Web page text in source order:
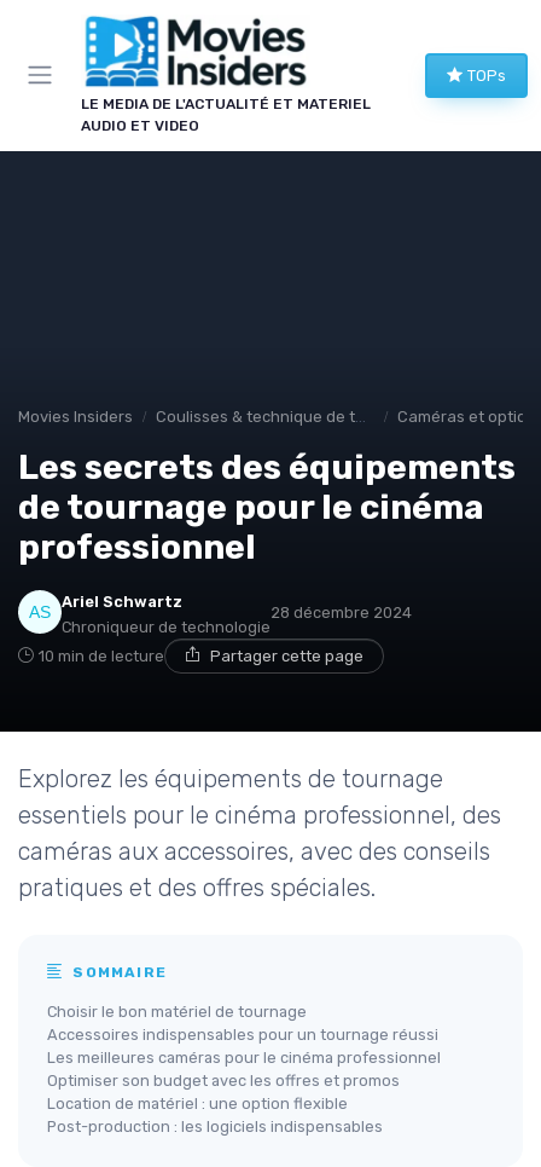
LE MEDIA DE L'ACTUALITÉ ET MATERIEL
AUDIO ET VIDEO
TOPs
Movies Insiders Coulisses & technique de tournage Caméras et
Les secrets des équipements
de tournage pour le cinéma
professionnel
Ariel Schwartz
Chroniqueur de technologie
28 décembre 2024
10 min de lecture Partager cette page
Explorez les équipements de tournage
essentiels pour le cinéma professionnel, des
caméras aux accessoires, avec des conseils
pratiques et des offres spéciales.
SOMMAIRE
Choisir le bon matériel de tournage
Accessoires indispensables pour un tournage réussi
Les meilleures caméras pour le cinéma professionnel
Optimiser son budget avec les offres et promos
Location de matériel : une option flexible
Post-production : les logiciels indispensables
Panneau de gestion des cookies